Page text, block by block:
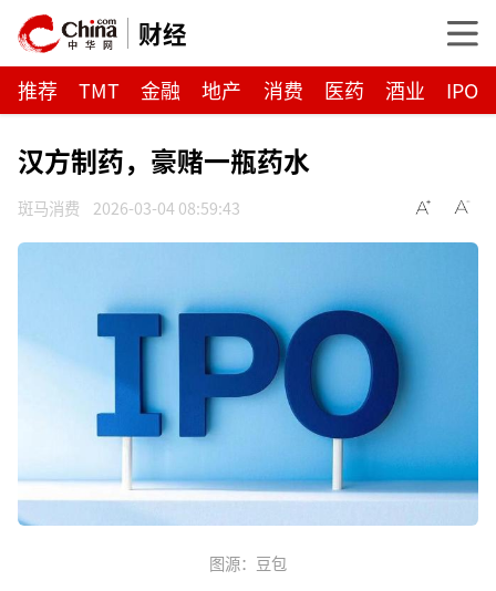
财经
推荐 TMT 金融 地产 消费 医药 酒业 IPO
汉方制药，豪赌一瓶药水
斑马消费 2026-03-04 08:59:43
图源：豆包